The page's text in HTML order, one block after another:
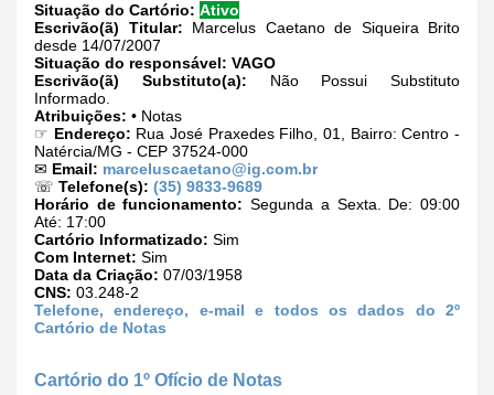
Situação do Cartório: Ativo
Escrivão(ã) Titular: Marcelus Caetano de Siqueira Brito
desde 14/07/2007
Situação do responsável: VAGO
Escrivão(ã) Substituto(a): Não Possui Substituto
Informado.
Atribuições: • Notas
☞ Endereço: Rua José Praxedes Filho, 01, Bairro: Centro -
Natércia/MG - CEP 37524-000
✉ Email: marceluscaetano@ig.com.br
☏ Telefone(s): (35) 9833-9689
Horário de funcionamento: Segunda a Sexta. De: 09:00
Até: 17:00
Cartório Informatizado: Sim
Com Internet: Sim
Data da Criação: 07/03/1958
CNS: 03.248-2
Telefone, endereço, e-mail e todos os dados do 2º
Cartório de Notas
Cartório do 1º Ofício de Notas